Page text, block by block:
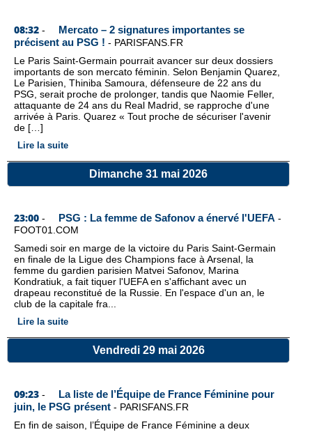
08:32 -
Mercato – 2 signatures importantes se
précisent au PSG ! - PARISFANS.FR
Le Paris Saint-Germain pourrait avancer sur deux dossiers
importants de son mercato féminin. Selon Benjamin Quarez,
Le Parisien, Thiniba Samoura, défenseure de 22 ans du
PSG, serait proche de prolonger, tandis que Naomie Feller,
attaquante de 24 ans du Real Madrid, se rapproche d'une
arrivée à Paris. Quarez « Tout proche de sécuriser l'avenir
de […]
Lire la suite
Dimanche 31 mai 2026
23:00 - PSG : La femme de Safonov a énervé l'UEFA -
FOOT01.COM
Samedi soir en marge de la victoire du Paris Saint-Germain
en finale de la Ligue des Champions face à Arsenal, la
femme du gardien parisien Matvei Safonov, Marina
Kondratiuk, a fait tiquer l'UEFA en s'affichant avec un
drapeau reconstitué de la Russie. En l'espace d'un an, le
club de la capitale fra...
Lire la suite
Vendredi 29 mai 2026
09:23 -
La liste de l’Équipe de France Féminine pour
juin, le PSG présent - PARISFANS.FR
En fin de saison, l’Équipe de France Féminine a deux